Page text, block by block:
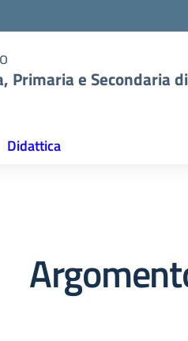
Primaria e Secondaria
Didattica